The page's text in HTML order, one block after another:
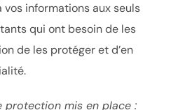
vos informations aux seuls
qui ont besoin de les
de les protéger et d’en
protection mis en place :